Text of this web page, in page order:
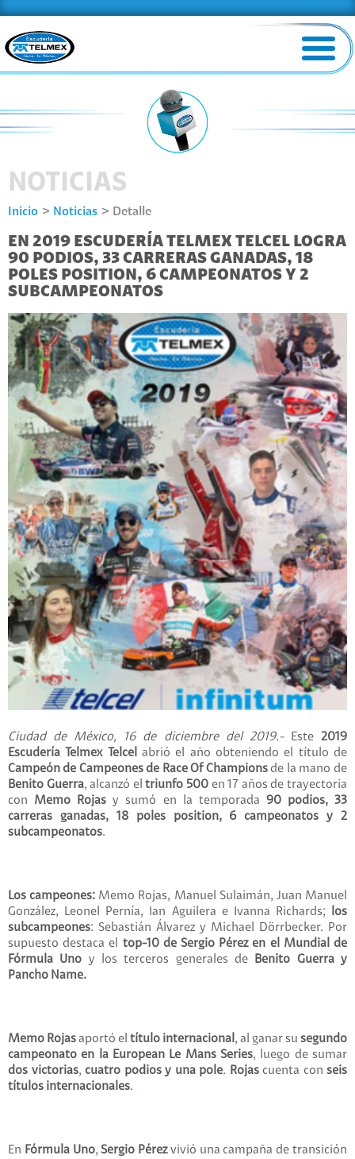
NOTICIAS
Inicio Noticias Detalle
EN 2019 ESCUDERÍA TELMEX TELCEL LOGRA
90 PODIOS, 33 CARRERAS GANADAS, 18
POLES POSITION, 6 CAMPEONATOS Y 2
SUBCAMPEONATOS
Ciudad de México, 16 de diciembre del 2019.-Este2019
Escudería Telmex Telcel abrió el año obteniendo el título de
Campeón de Campeones de Race Of Championsde la mano de
Benito Guerra, alcanzó eltriunfo 500 en 17 años de trayectoria
con Memo Rojas y sumó en la temporada 90 podios, 33
carreras ganadas, 18 poles position, 6 campeonatos y 2
subcampeonatos.
Los campeones: Memo Rojas, Manuel Sulaimán, Juan Manuel
González, Leonel Pernía, Ian Aguilera e Ivanna Richards;
los
subcampeones: Sebastián Álvarez y Michael Dörrbecker. Por
supuesto destaca el top-10 de Sergio Pérez en el Mundial de
Fórmula Uno y los terceros generales de
Benito Guerra y
Pancho Name.
Memo Rojasaportó el título internacional , al ganar su segundo
campeonato en la European Le Mans Series, luego de sumar
dos victorias, cuatro podios y una pole. Rojascuenta con seis
títulos internacionales.
En Fórmula Uno,Sergio Pérezvivió una campaña de transición